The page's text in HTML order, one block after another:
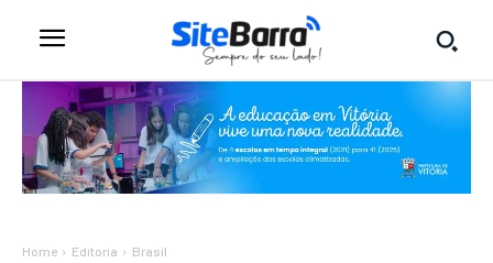
Home Editoria Brasil